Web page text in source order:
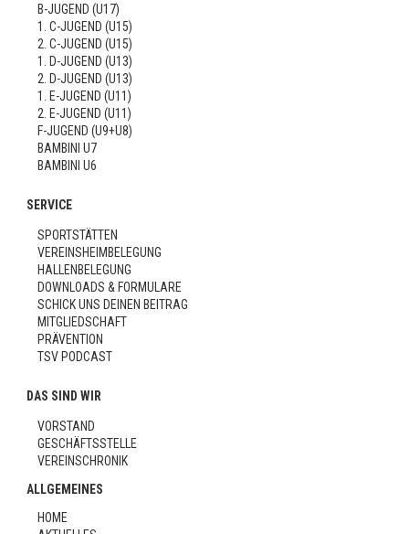
B-JUGEND (U17)
1. C-JUGEND (U15)
2. C-JUGEND (U15)
1. D-JUGEND (U13)
2. D-JUGEND (U13)
1. E-JUGEND (U11)
2. E-JUGEND (U11)
F-JUGEND (U9+U8)
BAMBINI U7
BAMBINI U6
SERVICE
SPORTSTÄTTEN
VEREINSHEIMBELEGUNG
HALLENBELEGUNG
DOWNLOADS & FORMULARE
SCHICK UNS DEINEN BEITRAG
MITGLIEDSCHAFT
PRÄVENTION
TSV PODCAST
DAS SIND WIR
VORSTAND
GESCHÄFTSSTELLE
VEREINSCHRONIK
ALLGEMEINES
HOME